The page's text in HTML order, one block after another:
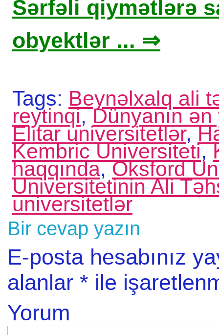
Sərfəli qiymətlərə
obyektlər ... ⇒
Tags: Beynəlxalq ali
reytinqi,Dünyanın
Elitar universitetlər,
Kembric Universiteti,
haqqında,Oksford
Universitetinin Ali
universitetlər
Bir cevap yazın
E-posta hesabınız
alanlar * ile
Yorum